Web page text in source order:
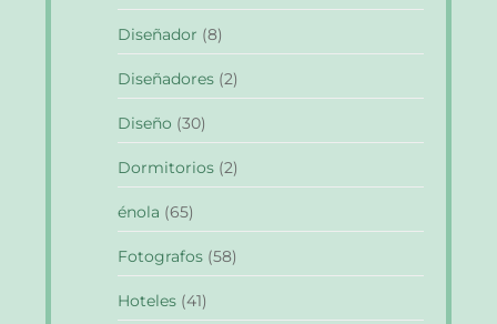
Diseñador (8)
Diseñadores (2)
Diseño (30)
Dormitorios (2)
énola (65)
Fotografos (58)
Hoteles (41)